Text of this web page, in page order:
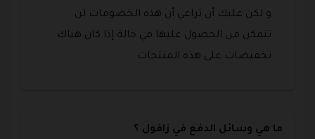
و لكن عليك أن تراعي أن هذه الخصومات لن
تتمكن من الحصول عليها في حالة إذا كان هناك
تخفيضات على هذه المنتجات .
ما هي وسائل الدفع في زافول ؟